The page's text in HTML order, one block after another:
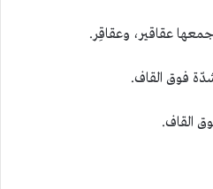
عقاقير، وعقاقِر.
فوق القاف.
القاف.